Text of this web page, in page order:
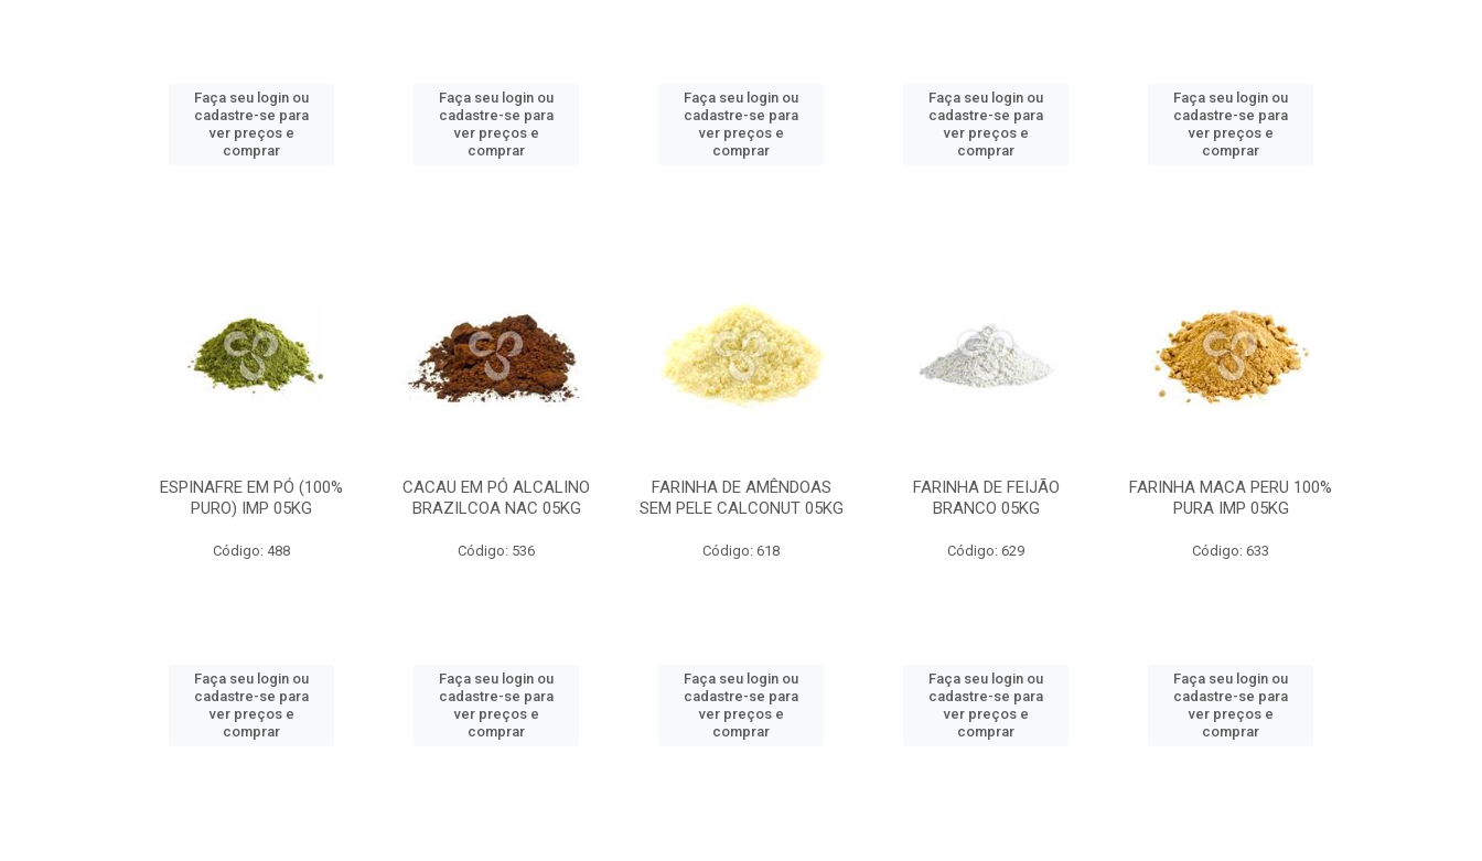
Faça seu login ou
cadastre-se para
ver preços e
comprar
Faça seu login ou
cadastre-se para
ver preços e
comprar
Faça seu login ou
cadastre-se para
ver preços e
comprar
Faça seu login ou
cadastre-se para
ver preços e
comprar
Faça seu login ou
cadastre-se para
ver preços e
comprar
ESPINAFRE EM PÓ (100%
PURO) IMP 05KG
Código: 488
Faça seu login ou
cadastre-se para
ver preços e
comprar
CACAU EM PÓ ALCALINO
BRAZILCOA NAC 05KG
Código: 536
Faça seu login ou
cadastre-se para
ver preços e
comprar
FARINHA DE AMÊNDOAS
SEM PELE CALCONUT 05KG
Código: 618
Faça seu login ou
cadastre-se para
ver preços e
comprar
FARINHA DE FEIJÃO
BRANCO 05KG
Código: 629
Faça seu login ou
cadastre-se para
ver preços e
comprar
FARINHA MACA PERU 100%
PURA IMP 05KG
Código: 633
Faça seu login ou
cadastre-se para
ver preços e
comprar